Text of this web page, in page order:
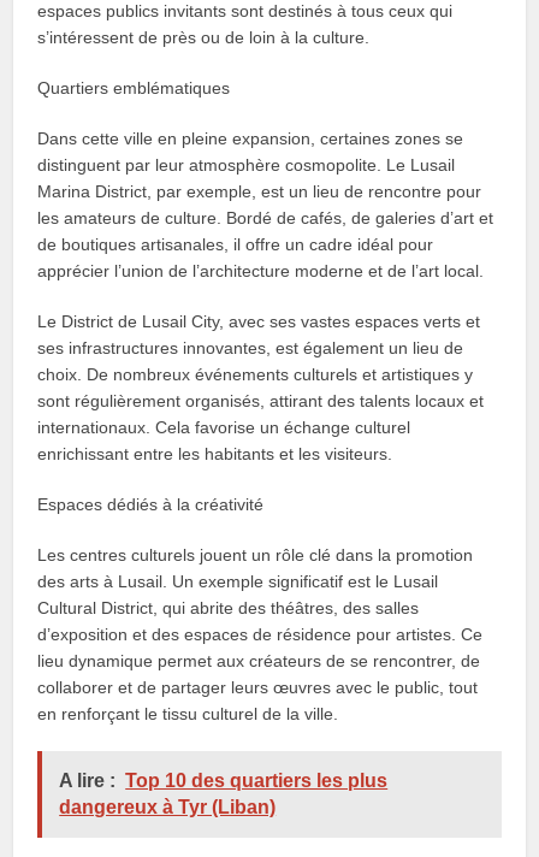
espaces publics invitants sont destinés à tous ceux qui
s’intéressent de près ou de loin à la culture.
Quartiers emblématiques
Dans cette ville en pleine expansion, certaines zones se
distinguent par leur atmosphère cosmopolite. Le Lusail
Marina District, par exemple, est un lieu de rencontre pour
les amateurs de culture. Bordé de cafés, de galeries d’art et
de boutiques artisanales, il offre un cadre idéal pour
apprécier l’union de l’architecture moderne et de l’art local.
Le District de Lusail City, avec ses vastes espaces verts et
ses infrastructures innovantes, est également un lieu de
choix. De nombreux événements culturels et artistiques y
sont régulièrement organisés, attirant des talents locaux et
internationaux. Cela favorise un échange culturel
enrichissant entre les habitants et les visiteurs.
Espaces dédiés à la créativité
Les centres culturels jouent un rôle clé dans la promotion
des arts à Lusail. Un exemple significatif est le Lusail
Cultural District, qui abrite des théâtres, des salles
d’exposition et des espaces de résidence pour artistes. Ce
lieu dynamique permet aux créateurs de se rencontrer, de
collaborer et de partager leurs œuvres avec le public, tout
en renforçant le tissu culturel de la ville.
A lire : Top 10 des quartiers les plus
dangereux à Tyr (Liban)